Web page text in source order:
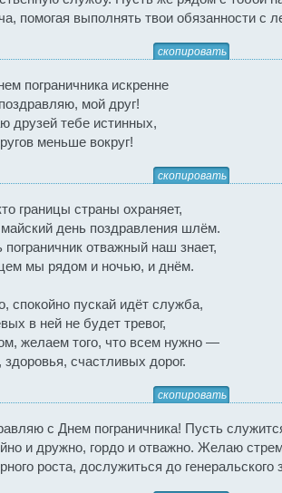
помогая выполнять твои обязанности с
скопировать
пограничника искренне
мой друг!
друзей тебе истинных,
меньше вокруг!
скопировать
границы страны охраняет,
день поздравления шлём.
пограничник отважный наш знает,
мы рядом и ночью, и днём.
спокойно пускай идёт служба,
в ней не будет тревог,
желаем того, что всем нужно —
счастливых дорог.
скопировать
с Днем пограничника! Пусть
и дружно, гордо и отважно. Желаю
роста, дослужиться до генеральского